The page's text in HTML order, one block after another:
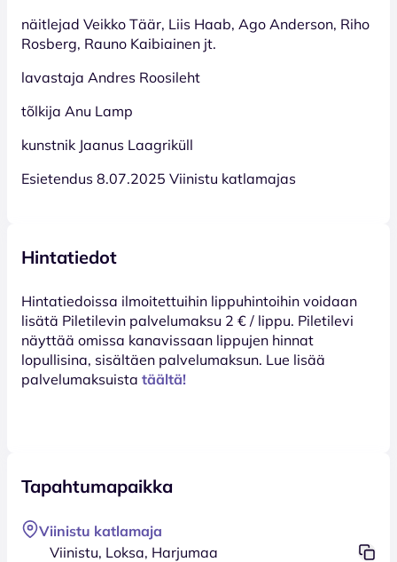
näitlejad Veikko Täär, Liis Haab, Ago Anderson, Riho
Rosberg, Rauno Kaibiainen jt.
lavastaja Andres Roosileht
tõlkija Anu Lamp
kunstnik Jaanus Laagriküll
Esietendus 8.07.2025 Viinistu katlamajas
Hintatiedot
Hinta­tiedoissa ilmoitettuihin lippuhintoihin voidaan
lisätä Piletilevin palvelumaksu 2 € / lippu. Piletilevi
näyttää omissa kanavissaan lippujen hinnat
lopullisina, sisältäen palvelumaksun. Lue lisää
palvelumaksuista täältä!
Tapahtumapaikka
Viinistu katlamaja
Viinistu, Loksa, Harjumaa